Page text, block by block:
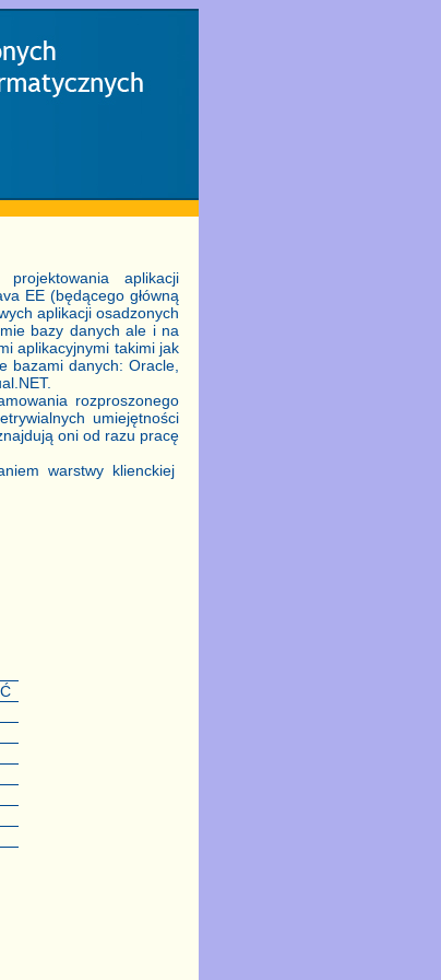
aplikacji
EE (będącego główną
aplikacji osadzonych
bazy danych ale i na
aplikacyjnymi takimi jak
bazami danych: Oracle,
rozproszonego
umiejętności
oni od razu pracę
warstwy klienckiej
Ć